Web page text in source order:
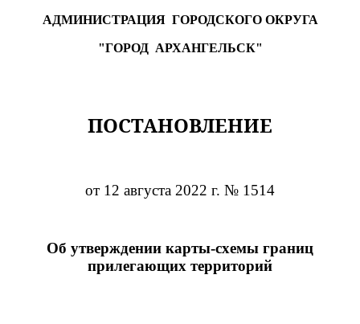
АДМИНИСТРАЦИЯ ГОРОДСКОГО ОКРУГА
"ГОРОД АРХАНГЕЛЬСК"
ПОСТАНОВЛЕНИЕ
от 12 августа 2022 г. № 1514
Об утверждении карты-схемы границ
прилегающих территорий